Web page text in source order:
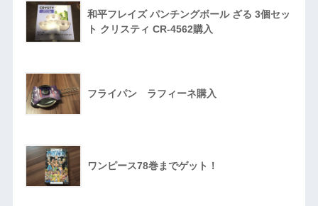
和平フレイズ パンチングボール ざる 3個セッ
ト クリスティ CR-4562購入
フライパン ラフィーネ購入
ワンピース78巻までゲット！